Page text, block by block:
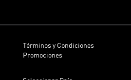
Términos y Condiciones
Promociones